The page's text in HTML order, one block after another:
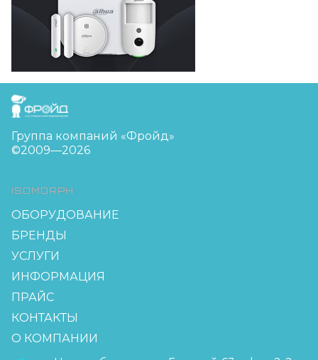
FreudGroup
Группа компаний «Фройд»
©2009—2026
ISOMORPH
ОБОРУДОВАНИЕ
БРЕНДЫ
УСЛУГИ
ИНФОРМАЦИЯ
ПРАЙС
КОНТАКТЫ
О КОМПАНИИ